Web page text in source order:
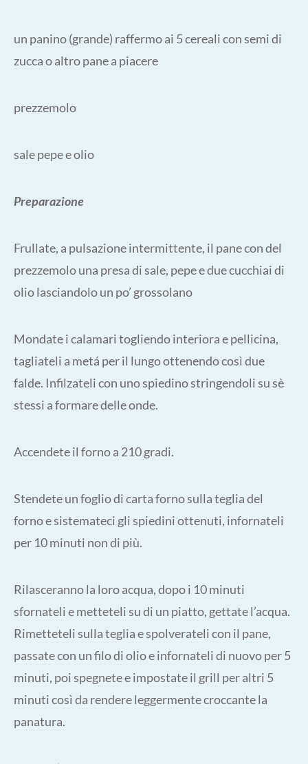
un panino (grande) raffermo ai 5 cereali con semi di
zucca o altro pane a piacere
prezzemolo
sale pepe e olio
Preparazione
Frullate, a pulsazione intermittente, il pane con del
prezzemolo una presa di sale, pepe e due cucchiai di
olio lasciandolo un po’ grossolano
Mondate i calamari togliendo interiora e pellicina,
tagliateli a metá per il lungo ottenendo così due
falde. Infilzateli con uno spiedino stringendoli su sè
stessi a formare delle onde.
Accendete il forno a 210 gradi.
Stendete un foglio di carta forno sulla teglia del
forno e sistemateci gli spiedini ottenuti, infornateli
per 10 minuti non di più.
Rilasceranno la loro acqua, dopo i 10 minuti
sfornateli e metteteli su di un piatto, gettate l’acqua.
Rimetteteli sulla teglia e spolverateli con il pane,
passate con un filo di olio e infornateli di nuovo per 5
minuti, poi spegnete e impostate il grill per altri 5
minuti così da rendere leggermente croccante la
panatura.